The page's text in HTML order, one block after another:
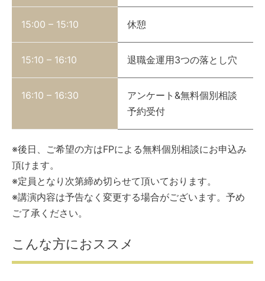
15:00 – 15:10 休憩
15:10 – 16:10 退職金運用3つの落とし穴
16:10 – 16:30
アンケート&無料個別相談
予約受付
※後日、ご希望の方はFPによる無料個別相談にお申込み
頂けます。
※定員となり次第締め切らせて頂いております。
※講演内容は予告なく変更する場合がございます。予め
ご了承ください。
こんな方におススメ